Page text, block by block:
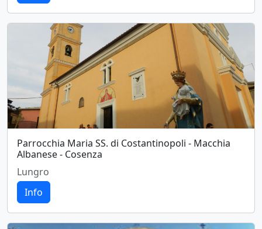
Parrocchia Maria SS. di Costantinopoli - Macchia
Albanese - Cosenza
Lungro
Info